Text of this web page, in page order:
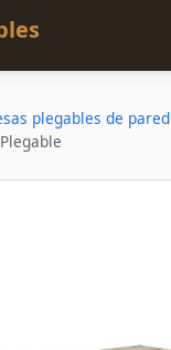
plegables de pared